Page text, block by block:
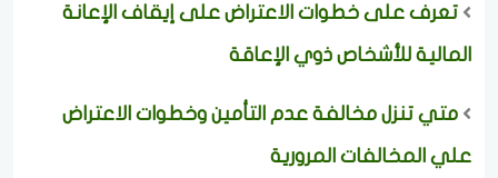
تعرف على خطوات الاعتراض على إيقاف الإعانة
المالية للأشخاص ذوي الإعاقة
متي تنزل مخالفة عدم التأمين وخطوات الاعتراض
علي المخالفات المرورية